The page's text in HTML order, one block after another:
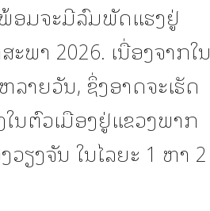
ມຈະມີລົມພັດແຮງຢູ່
ພາ 2026. ເນື່ອງຈາກໃນ
າຍວັນ, ຊຶ່ງອາດຈະເຮັດ
ນຕົວເມືອງຢູ່ແຂວງພາກ
ຽງຈັນ ໃນໄລຍະ 1 ຫາ 2